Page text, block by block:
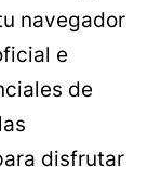
navegador
e
de
disfrutar